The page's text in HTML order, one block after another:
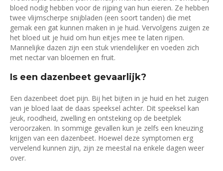
bloed nodig hebben voor de rijping van hun eieren. Ze hebben
twee vlijmscherpe snijbladen (een soort tanden) die met
gemak een gat kunnen maken in je huid. Vervolgens zuigen ze
het bloed uit je huid om hun eitjes mee te laten rijpen.
Mannelijke dazen zijn een stuk vriendelijker en voeden zich
met nectar van bloemen en fruit.
Is een dazenbeet gevaarlijk?
Een dazenbeet doet pijn. Bij het bijten in je huid en het zuigen
van je bloed laat de daas speeksel achter. Dit speeksel kan
jeuk, roodheid, zwelling en ontsteking op de beetplek
veroorzaken. In sommige gevallen kun je zelfs een kneuzing
krijgen van een dazenbeet. Hoewel deze symptomen erg
vervelend kunnen zijn, zijn ze meestal na enkele dagen weer
over.